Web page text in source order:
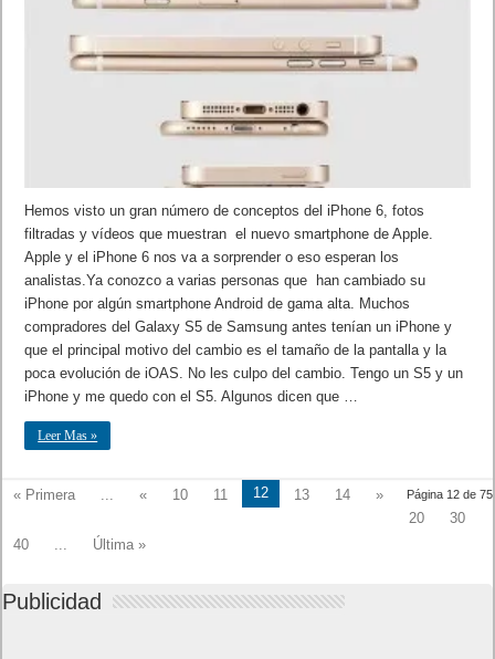
Hemos visto un gran número de conceptos del iPhone 6, fotos
filtradas y vídeos que muestran el nuevo smartphone de Apple.
Apple y el iPhone 6 nos va a sorprender o eso esperan los
analistas.Ya conozco a varias personas que han cambiado su
iPhone por algún smartphone Android de gama alta. Muchos
compradores del Galaxy S5 de Samsung antes tenían un iPhone y
que el principal motivo del cambio es el tamaño de la pantalla y la
poca evolución de iOAS. No les culpo del cambio. Tengo un S5 y un
iPhone y me quedo con el S5. Algunos dicen que …
Leer Mas »
Página 12 de 75
« Primera « 10 11 12 13 14
»
20
30
40
Última »
Publicidad